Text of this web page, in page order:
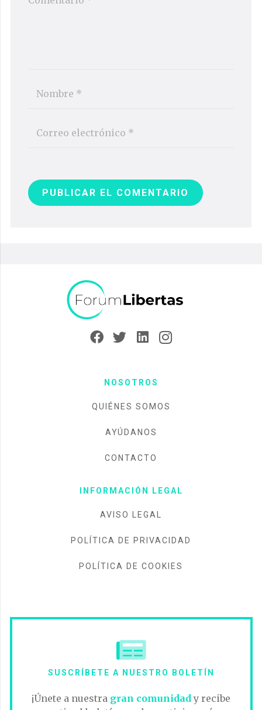
PUBLICAR EL COMENTARIO
NOSOTROS
QUIÉNES SOMOS
AYÚDANOS
CONTACTO
INFORMACIÓN LEGAL
AVISO LEGAL
POLÍTICA DE PRIVACIDAD
POLÍTICA DE COOKIES
SUSCRÍBETE A NUESTRO BOLETÍN
¡Únete a nuestra gran comunidady recibe